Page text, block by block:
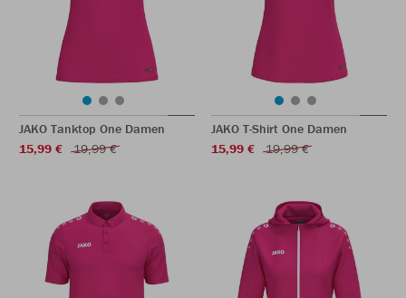
JAKO Tanktop One Damen
15,99 €
19,99 €
JAKO T-Shirt One Damen
15,99 €
19,99 €